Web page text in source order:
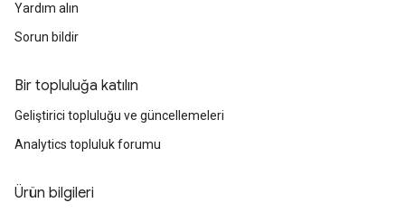
Yardım alın
Sorun bildir
Bir topluluğa katılın
Geliştirici topluluğu ve güncellemeleri
Analytics topluluk forumu
Ürün bilgileri